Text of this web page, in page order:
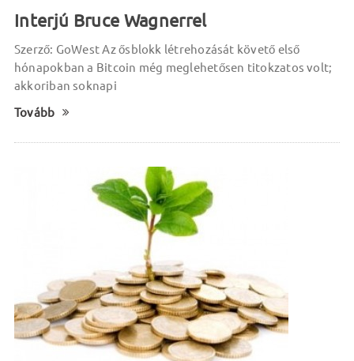
Interjú Bruce Wagnerrel
Szerző: GoWest Az ősblokk létrehozását követő első
hónapokban a Bitcoin még meglehetősen titokzatos volt;
akkoriban soknapi
Tovább